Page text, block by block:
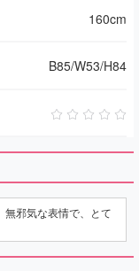
160cm
B85/W53/H84
邪気な表情で、とて